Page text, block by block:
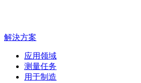
解決方案
应用领域
测量任务
用于制造